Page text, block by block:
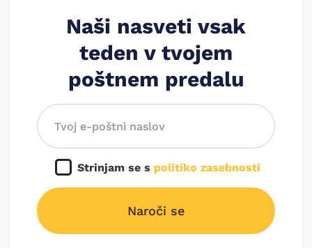
Naši nasveti vsak
teden v tvojem
poštnem predalu
Strinjam se s politiko zasebnosti
Naroči se